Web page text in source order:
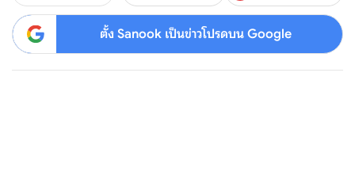
ตั้ง Sanook เป็นข่าวโปรดบน Google